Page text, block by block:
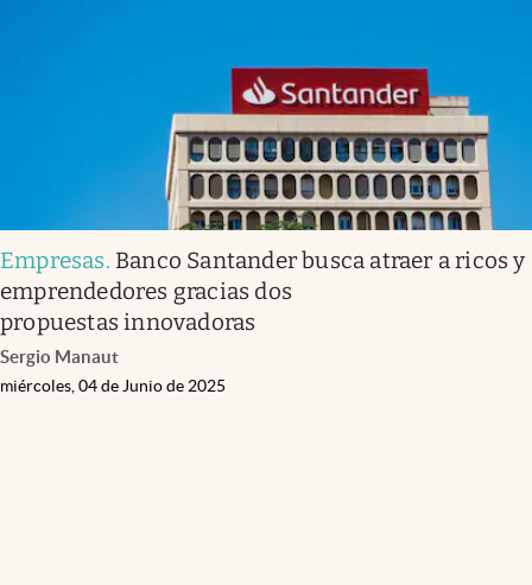
Empresas. Banco Santander busca atraer a ricos y
emprendedores gracias dos
propuestas innovadoras
Sergio Manaut
miércoles, 04 de Junio de 2025